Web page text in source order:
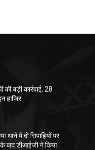
की बड़ी कार्रवाई, 28
हाजिर
थाने में दो सिपाहियों पर
के बाद डीआईजी ने किया